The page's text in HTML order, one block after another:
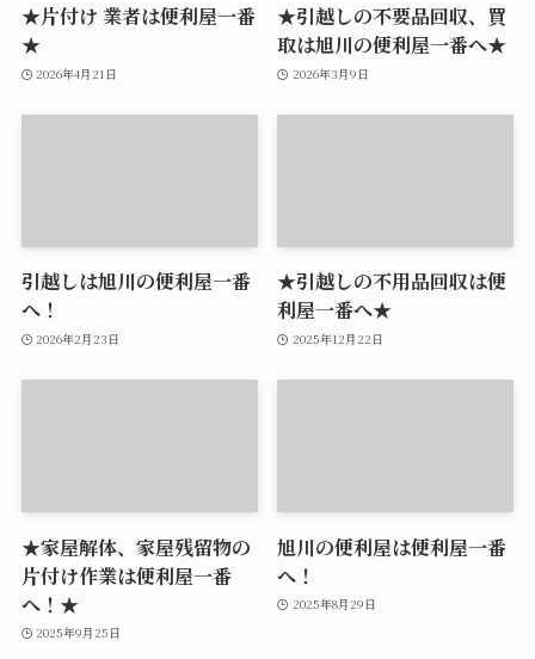
★片付け 業者は便利屋一番
★
2026年4月21日
★引越しの不要品回収、買
取は旭川の便利屋一番へ★
2026年3月9日
引越しは旭川の便利屋一番
へ！
2026年2月23日
★引越しの不用品回収は便
利屋一番へ★
2025年12月22日
★家屋解体、家屋残留物の
片付け作業は便利屋一番
へ！★
2025年9月25日
旭川の便利屋は便利屋一番
へ！
2025年8月29日